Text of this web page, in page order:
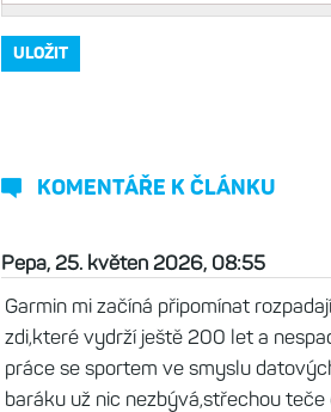
KOMENTÁŘE K ČLÁNKU
Pepa, 25. květen 2026, 08:55
Garmin mi začíná připomínat
zdi,které vydrží ještě 200 let a
práce se sportem ve smyslu
baráku už nic nezbývá,střechou